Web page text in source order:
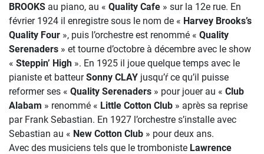
BROOKS au piano, au « Quality Cafe » sur la 12e rue. En
février 1924 il enregistre sous le nom de « Harvey Brooks’s
Quality Four », puis l’orchestre est renommé « Quality
Serenaders » et tourne d’octobre à décembre avec le show
« Steppin’ High ». En 1925 il joue quelque temps avec le
pianiste et batteurSonny CLAY jusqu’ŕ ce qu’il puisse
reformer ses « Quality Serenaders » pour jouer au « Club
Alabam » renommé « Little Cotton Club » après sa reprise
par Frank Sebastian. En 1927 l’orchestre s’installe avec
Sebastian au « New Cotton Club » pour deux ans.
Avec des musiciens tels que le tromboniste Lawrence